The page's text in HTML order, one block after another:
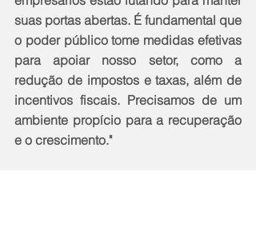
suas portas abertas. É fundamental que
o poder público tome medidas efetivas
para apoiar nosso setor, como a
redução de impostos e taxas, além de
incentivos fiscais. Precisamos de um
ambiente propício para a recuperação
e o crescimento."